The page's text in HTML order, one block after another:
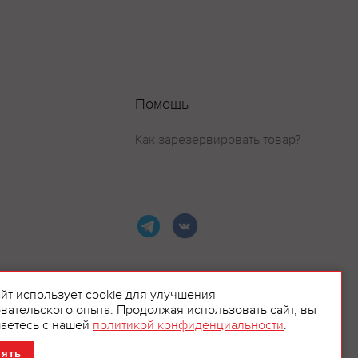
Помощь
Как зарезервировать товар?
использует cookie для улучшения
опыта. Продолжая использовать сайт, вы
с нашей политикой конфиденциальности.